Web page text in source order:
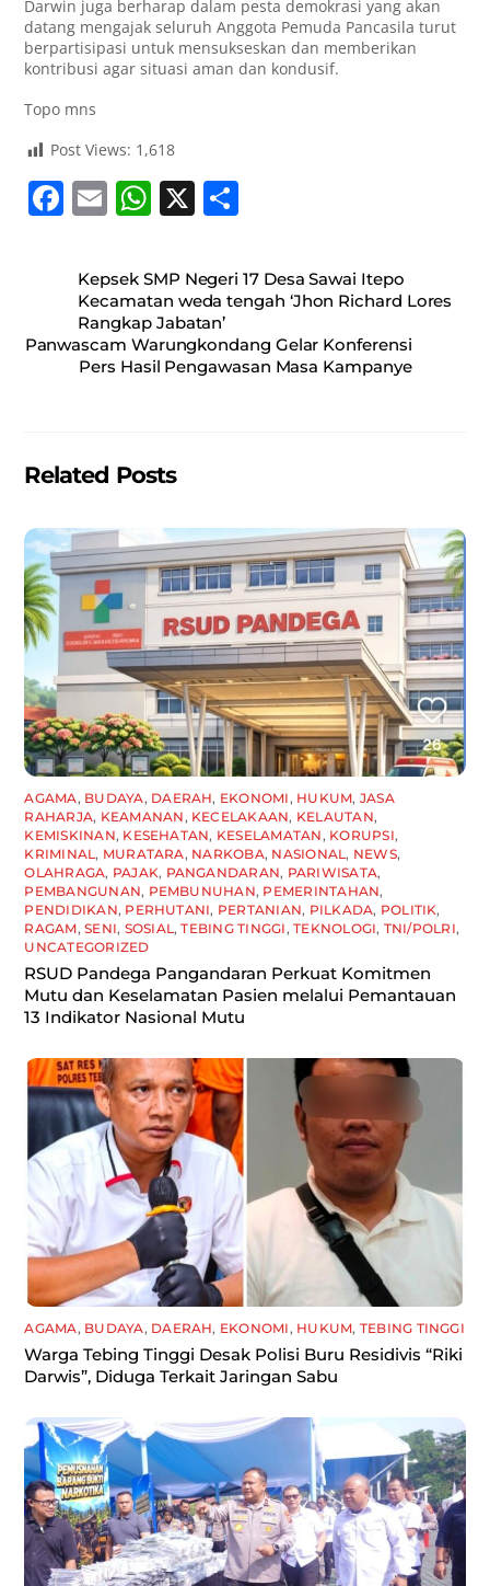
Darwin juga berharap dalam pesta demokrasi yang akan
datang mengajak seluruh Anggota Pemuda Pancasila turut
berpartisipasi untuk mensukseskan dan memberikan
kontribusi agar situasi aman dan kondusif.
Topo mns
Post Views: 1,618
F
c
e
b
o
E
ai
l
W
at
s
A
p
X
ar
e
Kepsek SMP Negeri 17 Desa Sawai Itepo
Kecamatan weda tengah ‘Jhon Richard Lores
Rangkap Jabatan’
Panwascam Warungkondang Gelar Konferensi
Pers Hasil Pengawasan Masa Kampanye
Related Posts
AGAMA, BUDAYA, DAERAH, EKONOMI, HUKUM, JASA
RAHARJA, KEAMANAN, KECELAKAAN, KELAUTAN,
KEMISKINAN, KESEHATAN, KESELAMATAN, KORUPSI,
KRIMINAL, MURATARA, NARKOBA, NASIONAL, NEWS,
OLAHRAGA, PAJAK, PANGANDARAN, PARIWISATA,
PEMBANGUNAN, PEMBUNUHAN, PEMERINTAHAN,
PENDIDIKAN, PERHUTANI, PERTANIAN, PILKADA, POLITIK,
RAGAM,SENI, SOSIAL,TEBING TINGGI,TEKNOLOGI, TNI/POLRI,
UNCATEGORIZED
RSUD Pandega Pangandaran Perkuat Komitmen
Mutu dan Keselamatan Pasien melalui Pemantauan
13 Indikator Nasional Mutu
AGAMA, BUDAYA, DAERAH, EKONOMI, HUKUM, TEBING TINGGI
Warga Tebing Tinggi Desak Polisi Buru Residivis “Riki
Darwis”, Diduga Terkait Jaringan Sabu